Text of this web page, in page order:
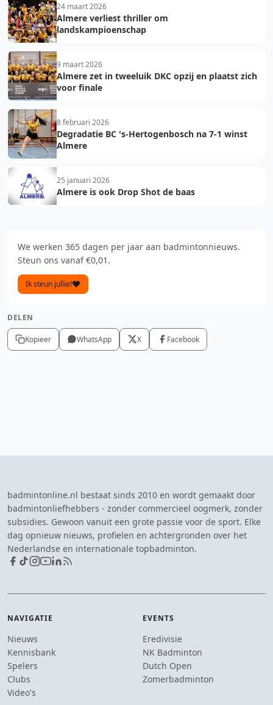
24 maart 2026
Almere verliest thriller om
landskampioenschap
9 maart 2026
Almere zet in tweeluik DKC opzij en plaatst zich
voor finale
8 februari 2026
Degradatie BC 's-Hertogenbosch na 7-1 winst
Almere
25 januari 2026
Almere is ook Drop Shot de baas
We werken 365 dagen per jaar aan badmintonnieuws.
Steun ons vanaf €0,01.
Ik steun jullie!
DELEN
Kopieer WhatsApp X Facebook
badmintonline.nl bestaat sinds 2010 en wordt gemaakt door
badmintonliefhebbers - zonder commercieel oogmerk, zonder
subsidies. Gewoon vanuit een grote passie voor de sport. Elke
dag opnieuw nieuws, profielen en achtergronden over het
Nederlandse en internationale topbadminton.
NAVIGATIE
Nieuws
Kennisbank
Spelers
Clubs
Video's
EVENTS
Eredivisie
NK Badminton
Dutch Open
Zomerbadminton